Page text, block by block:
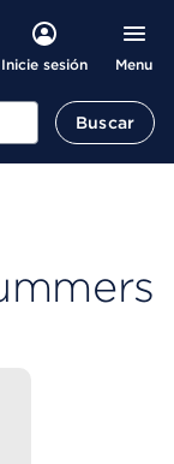
Inicie sesión Menu
Buscar